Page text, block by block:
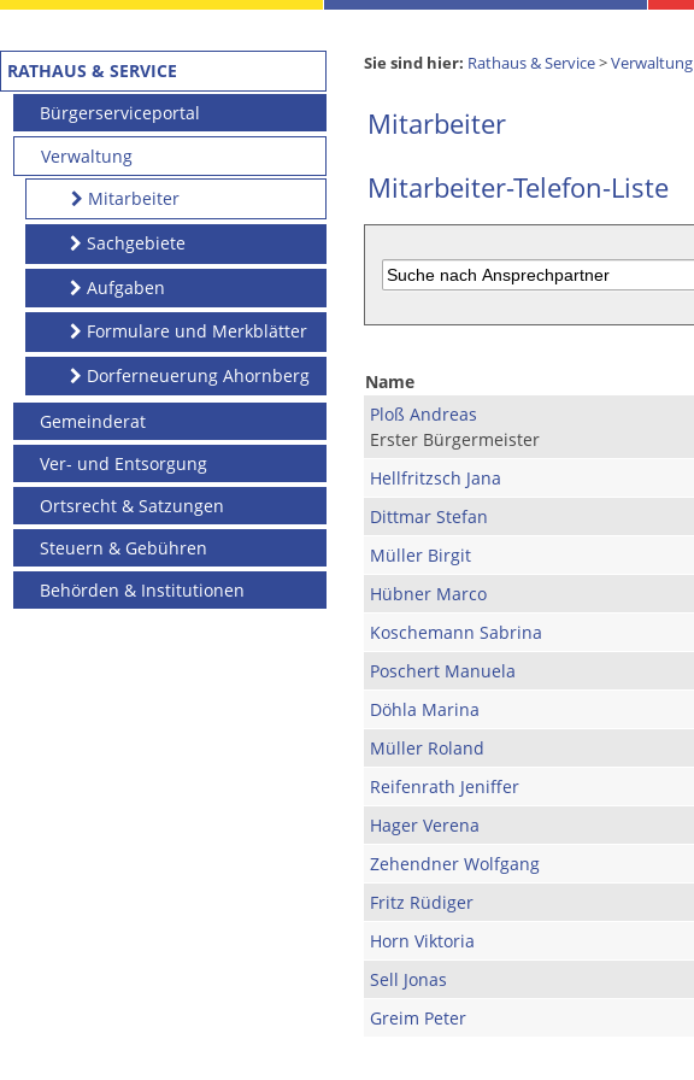
RATHAUS & SERVICE
Bürgerserviceportal
Verwaltung
Mitarbeiter
Sachgebiete
Aufgaben
Formulare und Merkblätter
Dorferneuerung Ahornberg
Gemeinderat
Ver- und Entsorgung
Ortsrecht & Satzungen
Steuern & Gebühren
Behörden & Institutionen
Sie sind hier: Rathaus & Service>Verwaltung
Mitarbeiter
Mitarbeiter-Telefon-Liste
Name
Ploß Andreas
Erster Bürgermeister
Hellfritzsch Jana
Dittmar Stefan
Müller Birgit
Hübner Marco
Koschemann Sabrina
Poschert Manuela
Döhla Marina
Müller Roland
Reifenrath Jeniffer
Hager Verena
Zehendner Wolfgang
Fritz Rüdiger
Horn Viktoria
Sell Jonas
Greim Peter